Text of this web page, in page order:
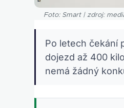
Foto: Smart | zdroj:
Po letech čekání
dojezd až 400
nemá žádný